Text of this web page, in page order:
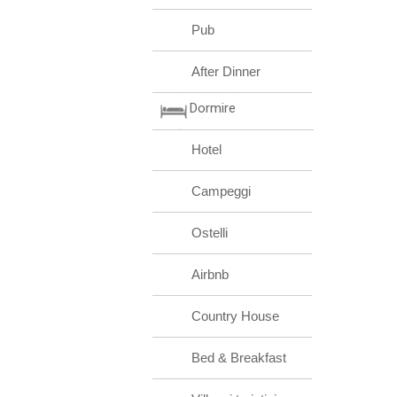
Pub
After Dinner
Dormire
Hotel
Campeggi
Ostelli
Airbnb
Country House
Bed & Breakfast